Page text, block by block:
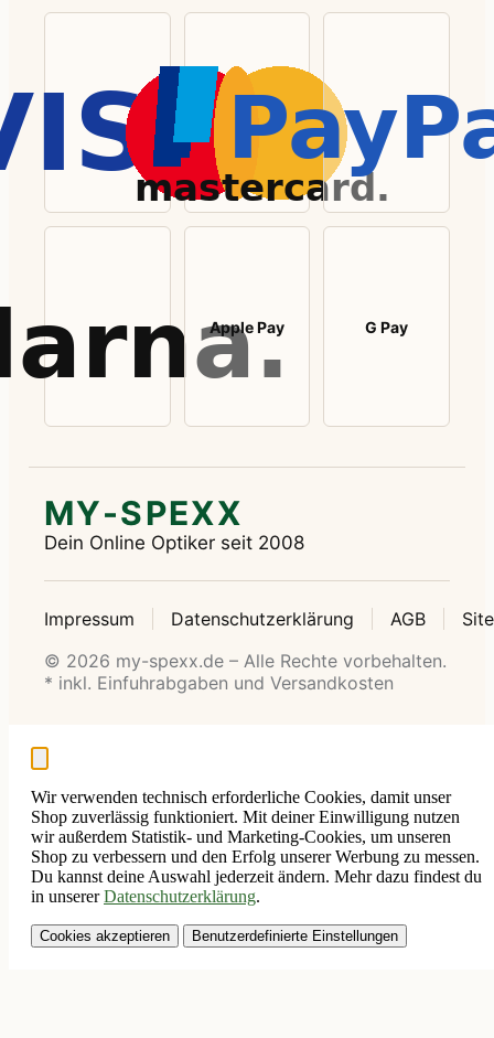
Apple Pay G Pay
MY-SPEXX
Dein Online Optiker seit 2008
Impressum Datenschutzerklärung AGB
© 2026 my-spexx.de – Alle Rechte vorbehalten.
* inkl. Einfuhrabgaben und Versandkosten
Wir verwenden technisch erforderliche Cookies, damit unser
Shop zuverlässig funktioniert. Mit deiner Einwilligung nutzen
wir außerdem Statistik- und Marketing-Cookies, um unseren
Shop zu verbessern und den Erfolg unserer Werbung zu messen.
Du kannst deine Auswahl jederzeit ändern. Mehr dazu findest du
in unsererDatenschutzerklärung.
Cookies akzeptieren Benutzerdefinierte Einstellungen